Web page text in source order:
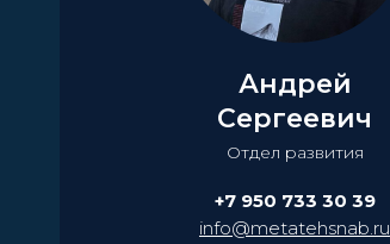
Андрей
Сергеевич
Отдел развития
+7 950 733 30 39
info@metatehsnab.ru